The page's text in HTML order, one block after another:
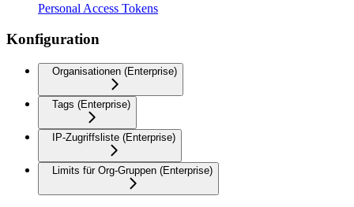
Personal Access Tokens
Konfiguration
Organisationen (Enterprise)
Tags (Enterprise)
IP-Zugriffsliste (Enterprise)
Limits für Org-Gruppen (Enterprise)